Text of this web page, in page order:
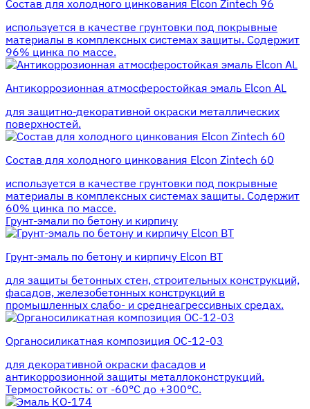
Состав для холодного цинкования Elcon Zintech 96
используется в качестве грунтовки под покрывные
материалы в комплексных системах защиты. Cодержит
96% цинка по массе.
Антикоррозионная атмосферостойкая эмаль Elcon AL
для защитно-декоративной окраски металлических
поверхностей.
Состав для холодного цинкования Elcon Zintech 60
используется в качестве грунтовки под покрывные
материалы в комплексных системах защиты. Cодержит
60% цинка по массе.
Грунт-эмали по бетону и кирпичу
Грунт-эмаль по бетону и кирпичу Elcon BT
для защиты бетонных стен, строительных конструкций,
фасадов, железобетонных конструкций в
промышленных слабо- и среднеагрессивных средах.
Органосиликатная композиция ОС-12-03
для декоративной окраски фасадов и
антикоррозионной защиты металлоконструкций.
Термостойкость: от -60°С до +300°С.